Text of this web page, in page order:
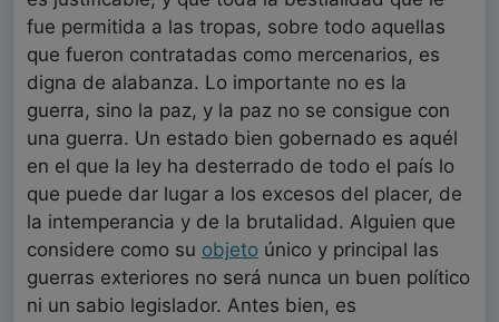
fue permitida a las tropas, sobre todo aquellas
que fueron contratadas como mercenarios, es
digna de alabanza. Lo importante no es la
guerra, sino la paz, y la paz no se consigue con
una guerra. Un estado bien gobernado es aquél
en el que la ley ha desterrado de todo el país lo
que puede dar lugar a los excesos del placer, de
la intemperancia y de la brutalidad. Alguien que
considere como su objeto único y principal las
guerras exteriores no será nunca un buen político
ni un sabio legislador. Antes bien, es